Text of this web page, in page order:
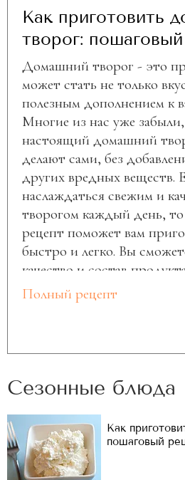
Как приготовить
творог:
Домашний творог - это
может стать не только
полезным дополнением к
Многие из нас уже
настоящий домашний
делают сами, без
других вредных веществ.
наслаждаться свежим и
творогом каждый день,
рецепт поможет вам
быстро и легко. Вы
качество и состав
добавлять свои любимые
чтобы придать ему
Полный рецепт
Сезонные блюда
Как
пошаговый